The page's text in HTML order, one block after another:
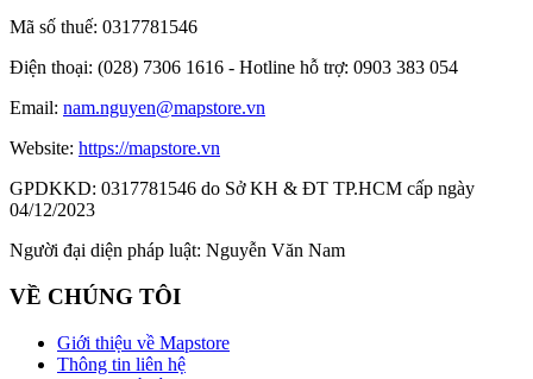
Mã số thuế: 0317781546
Điện thoại: (028) 7306 1616 - Hotline hỗ trợ: 0903 383 054
Email: nam.nguyen@mapstore.vn
Website: https://mapstore.vn
GPDKKD: 0317781546 do Sở KH & ĐT TP.HCM cấp ngày
04/12/2023
Người đại diện pháp luật: Nguyễn Văn Nam
VỀ CHÚNG TÔI
Giới thiệu về Mapstore
Thông tin liên hệ